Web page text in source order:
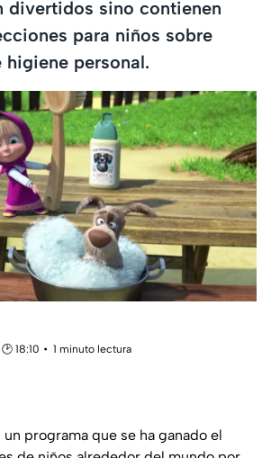
divertidos sino contienen
para niños sobre
personal.
18:10 1 minuto lectura
un programa que se ha ganado el